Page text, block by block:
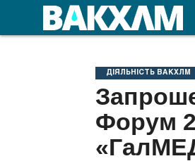
ДІЯЛЬНІСТЬ ВАКХЛМ
Форум